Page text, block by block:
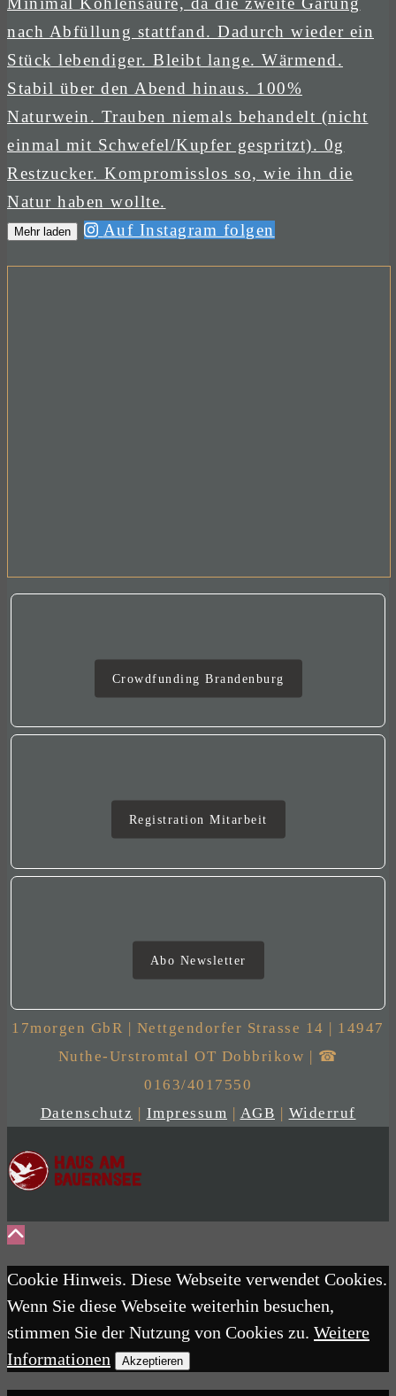
Mehr laden Auf Instagram folgen
Crowdfunding Brandenburg
Registration Mitarbeit
Abo Newsletter
17morgen GbR | Nettgendorfer Strasse 14 | 14947
Nuthe-Urstromtal OT Dobbrikow | ☎
0163/4017550
Datenschutz | Impressum | AGB | Widerruf
Cookie Hinweis. Diese Webseite verwendet Cookies.
Wenn Sie diese Webseite weiterhin besuchen,
stimmen Sie der Nutzung von Cookies zu. Weitere
Informationen
Akzeptieren